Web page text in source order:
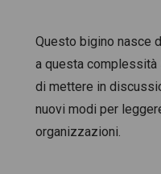
Questo bigino nasce
a questa
di mettere in
nuovi modi per
organizzazioni.